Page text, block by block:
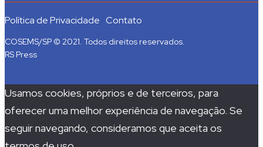
Política de Privacidade Contato
COSEMS/SP © 2021. Todos direitos reservados.
RS Press
Usamos cookies, próprios e de terceiros, para
oferecer uma melhor experiência de navegação. Se
seguir navegando, consideramos que aceita os